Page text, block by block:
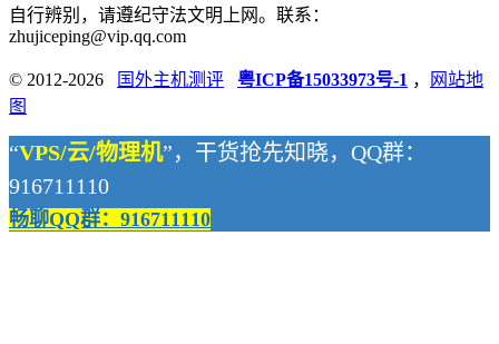
自行辨别，请遵纪守法文明上网。联系：
zhujiceping@vip.qq.com
© 2012-2026 国外主机测评 粤ICP备15033973号-1 ，
网站地
图
“VPS/云/物理机”，干货抢先知晓，QQ群：
916711110
畅聊QQ群：916711110